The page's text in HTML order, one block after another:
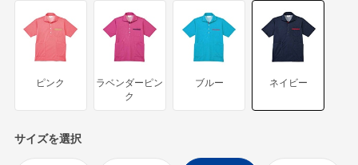
ピンク
ラベンダーピン
ク
ブルー ネイビー
サイズを選択